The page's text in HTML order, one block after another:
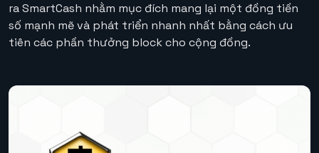
raSmartCash nhằm mục đích mang lại một đồng tiền
số mạnh mẽ và phát triển nhanh nhất bằng cách ưu
tiên các phần thưởng block cho cộng đồng.